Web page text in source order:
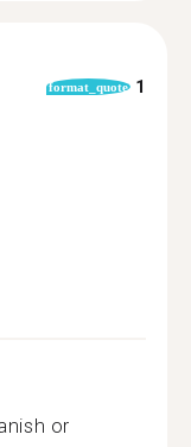
format_quote 1
or